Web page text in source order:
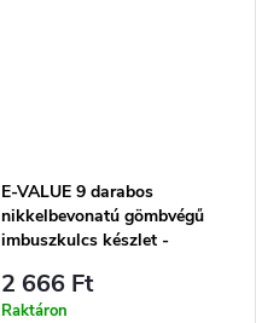
E-VALUE 9 darabos
nikkelbevonatú gömbvégű
imbuszkulcs készlet -
2 666 Ft
Raktáron